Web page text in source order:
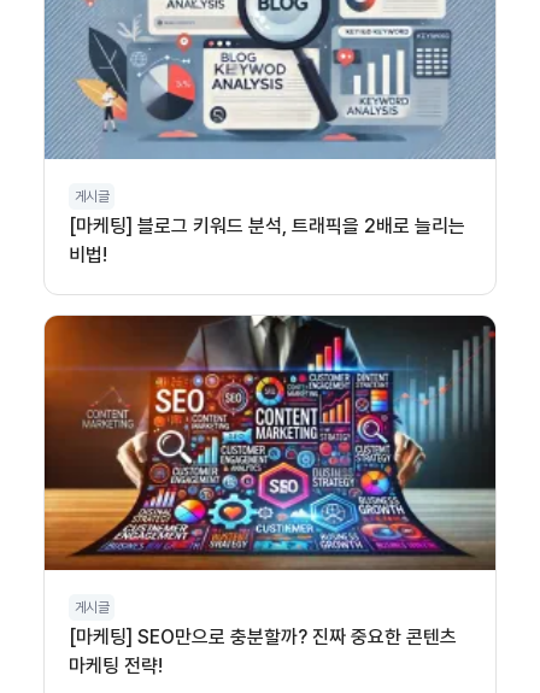
게시글
[마케팅] 블로그 키워드 분석, 트래픽을 2배로 늘리는
비법!
게시글
[마케팅] SEO만으로 충분할까? 진짜 중요한 콘텐츠
마케팅 전략!